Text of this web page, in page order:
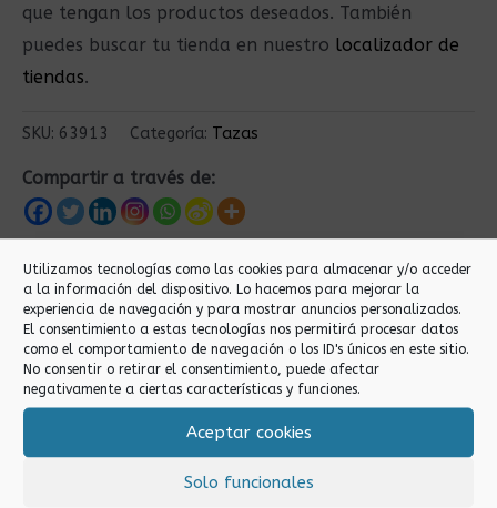
Utilizamos tecnologías como las cookies para almacenar y/o acceder
a la información del dispositivo. Lo hacemos para mejorar la
experiencia de navegación y para mostrar anuncios personalizados.
El consentimiento a estas tecnologías nos permitirá procesar datos
como el comportamiento de navegación o los ID's únicos en este sitio.
No consentir o retirar el consentimiento, puede afectar
negativamente a ciertas características y funciones.
Aceptar cookies
Solo funcionales
que tengan los productos deseados. También
puedes buscar tu tienda en nuestro localizador de
tiendas.
SKU: 63913 Categoría: Tazas
Compartir a través de:
Productos relacionados